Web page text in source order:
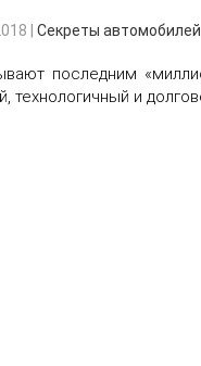
Секреты автомобилей
последним
технологичный и